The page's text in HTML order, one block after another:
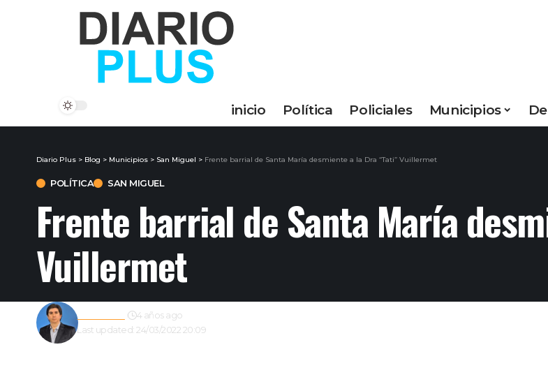
inicio Política Policiales Municipios
Diario Plus > Blog > Municipios > San Miguel > Frente barrial de Santa María desmiente a la Dra “Tati” Vuillermet
POLÍTICA SAN MIGUEL
Frente barrial de Santa María
Vuillermet
Last updated: 24/03/2022 20:09
Redacción 4 años ago